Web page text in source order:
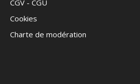
CGV - CGU
Cookies
Charte de modération